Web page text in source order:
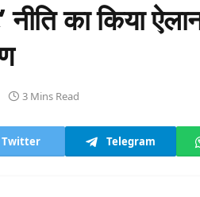
नीति का किया
3 Mins Read
Twitter Telegram